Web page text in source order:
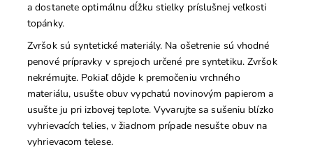
a dostanete optimálnu dĺžku stielky príslušnej veľkosti
topánky.
Zvršok sú syntetické materiály. Na ošetrenie sú vhodné
penové prípravky v sprejoch určené pre syntetiku. Zvršok
nekrémujte. Pokiaľ dôjde k premočeniu vrchného
materiálu, usušte obuv vypchatú novinovým papierom a
usušte ju pri izbovej teplote. Vyvarujte sa sušeniu blízko
vyhrievacích telies, v žiadnom prípade nesušte obuv na
vyhrievacom telese.